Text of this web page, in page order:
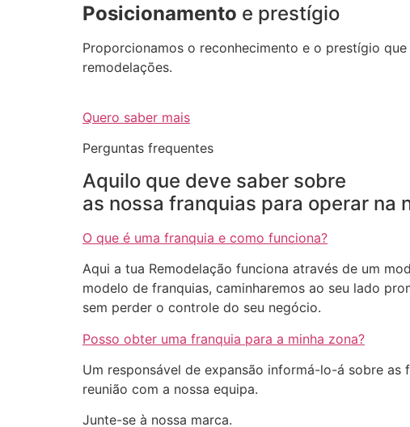
Posicionamento e prestígio
Proporcionamos o reconhecimento e o prestígio
remodelações.
Quero saber mais
Perguntas frequentes
Aquilo que deve saber sobre
as nossa franquias para operar na
O que é uma franquia e como funciona?
Aqui a tua Remodelação funciona através de um
modelo de franquias, caminharemos ao seu lado
sem perder o controle do seu negócio.
Posso obter uma franquia para a minha zona?
Um responsável de expansão informá-lo-á sobre
reunião com a nossa equipa.
Junte-se à nossa marca.